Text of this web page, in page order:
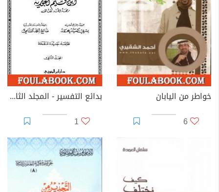
خواطر من اليابان
6
بدائع التفسير - المجلد الثاني
1